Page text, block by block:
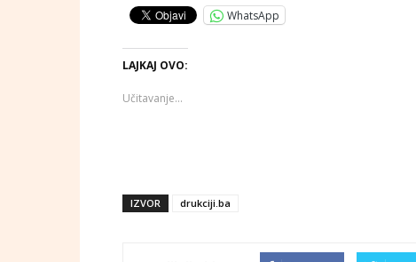
WhatsApp
LAJKAJ OVO:
Učitavanje...
IZVOR drukciji.ba